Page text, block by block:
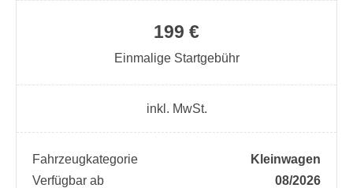
199 €
Einmalige Startgebühr
inkl. MwSt.
Fahrzeugkategorie
Kleinwagen
Verfügbar ab
08/2026